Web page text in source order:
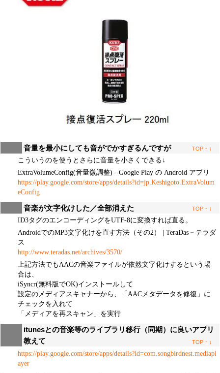
音量を最小にしても音がでかすぎるんですが TOP ↑ ↓
こういうのを使うとさらに音量を小さくできる↓
ExtraVolumeConfig(音量微調整) - Google Play の Android アプリ
https://play.google.com/store/apps/details?id=jp.Keshigoto.ExtraVolum
eConfig
音楽が文字化けした／全部消えた TOP ↑ ↓
ID3タグのエンコーディングをUTF-8に変換すれば直る。
AndroidでのMP3文字化けを直す方法（その2） | TeraDas－テラダ
ス
http://www.teradas.net/archives/3570/
上記方法でもAACの音楽ファイルが依然文字化けするという場
合は、
iSyncr(無料版でOK)インストールして
設定のメディアスキャナーから、「AACメタデータを修復」に
チェックを入れて
「メディアを再スキャン」を実行
itunesとの音楽等のライブラリ移行（同期）に良いアプリ
教えて
TOP ↑ ↓
https://play.google.com/store/apps/details?id=com.songbirdnest.mediapl
ayer